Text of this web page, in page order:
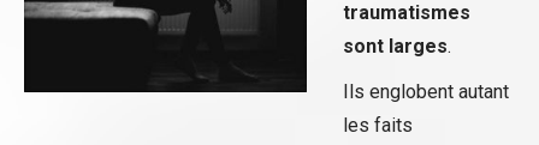
traumatismes
sont larges.
Ils englobent autant
les faits